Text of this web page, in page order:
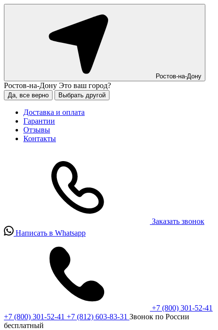
Ростов-на-Дону
Ростов-на-Дону Это ваш город?
Да, все верно Выбрать другой
Доставка и оплата
Гарантии
Отзывы
Контакты
Заказать звонок
Написать в Whatsapp
+7 (800) 301-52-41
+7 (800) 301-52-41 +7 (812) 603-83-31 Звонок по России
бесплатный